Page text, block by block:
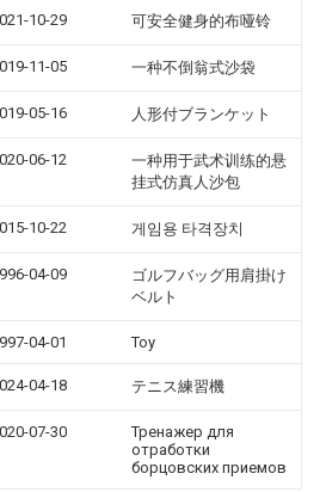
10-29 可安全健身的布哑铃
11-05 一种不倒翁式沙袋
05-16 人形付ブランケット
06-12
一种用于武术训练的悬
挂式仿真人沙包
10-22 게임용 타격장치
04-09
ゴルフバッグ用肩掛け
ベルト
04-01 Toy
04-18 テニス練習機
07-30
Тренажер для
отработки
борцовских приемов